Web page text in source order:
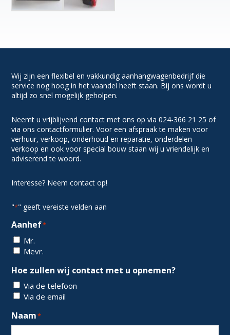
Wij zijn een flexibel en vakkundig aanhangwagenbedrijf die
service nog hoog in het vaandel heeft staan. Bij ons wordt u
altijd zo snel mogelijk geholpen.
Neemt u vrijblijvend contact met ons op via 024-366 21 25 of
via ons contactformulier. Voor een afspraak te maken voor
verhuur, verkoop, onderhoud en reparatie, onderdelen
verkoop en ook voor special bouw staan wij u vriendelijk en
adviserend te woord.
Interesse? Neem contact op!
"*" geeft vereiste velden aan
Aanhef*
Mr.
Mevr.
Hoe zullen wij contact met u opnemen?
Via de telefoon
Via de email
Naam*